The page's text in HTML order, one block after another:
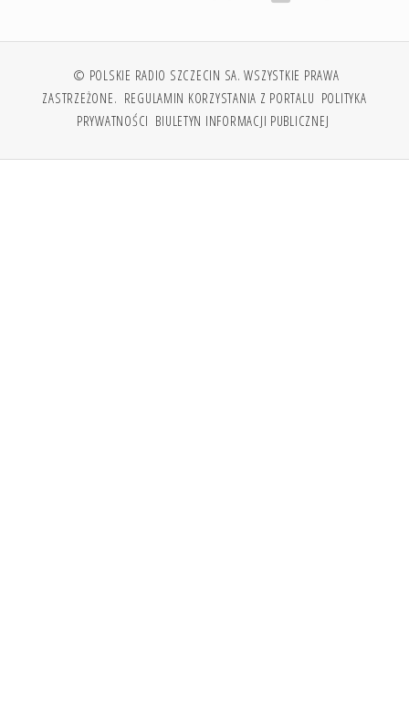
© POLSKIE RADIO SZCZECIN SA. WSZYSTKIE PRAWA
ZASTRZEŻONE. REGULAMIN KORZYSTANIA Z PORTALU POLITYKA
PRYWATNOŚCI BIULETYN INFORMACJI PUBLICZNEJ